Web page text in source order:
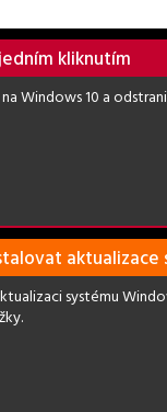
kliknutím
Windows 10 a
aktualizace
systému